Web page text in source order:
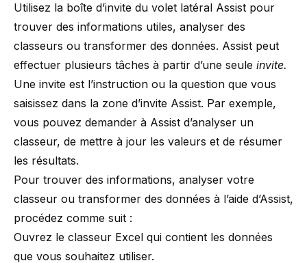
Utilisez la boîte d’invite du volet latéral Assist pour
trouver des informations utiles, analyser des
classeurs ou transformer des données. Assist peut
effectuer plusieurs tâches à partir d’une seule invite.
Une invite est l’instruction ou la question que vous
saisissez dans la zone d’invite Assist. Par exemple,
vous pouvez demander à Assist d’analyser un
classeur, de mettre à jour les valeurs et de résumer
les résultats.
Pour trouver des informations, analyser votre
classeur ou transformer des données à l’aide d’Assist,
procédez comme suit :
Ouvrez le classeur Excel qui contient les données
que vous souhaitez utiliser.